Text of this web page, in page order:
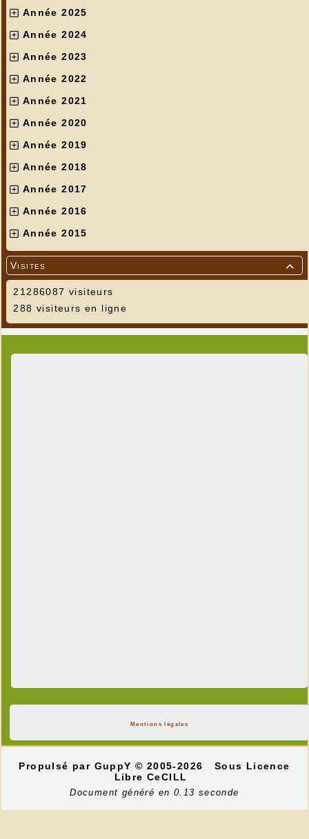
Année 2025
Année 2024
Année 2023
Année 2022
Année 2021
Année 2020
Année 2019
Année 2018
Année 2017
Année 2016
Année 2015

Visites
21286087 visiteurs
288 visiteurs en ligne
Mentions légales
Propulsé par GuppY© 2005-2026
Sous Licence
Libre CeCILL
Document généré en 0.13 seconde